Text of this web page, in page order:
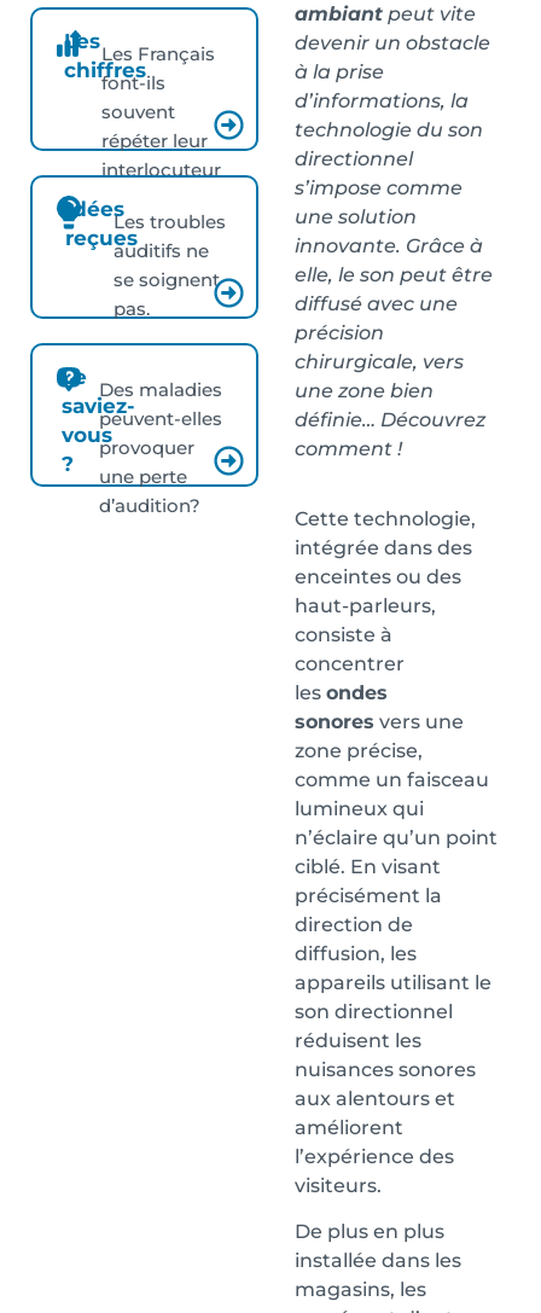
Les
chiffres
Les Français
font-ils
souvent
répéter leur
interlocuteur
?
Idées
reçues
Les troubles
auditifs ne
se soignent
pas.
Le
saviez-
vous
?
Des maladies
peuvent-elles
provoquer
une perte
d’audition?
ambiant peut vite
devenir un obstacle
à la prise
d’informations, la
technologie du son
directionnel
s’impose comme
une solution
innovante. Grâce à
elle, le son peut être
diffusé avec une
précision
chirurgicale, vers
une zone bien
définie… Découvrez
comment !
Cette technologie,
intégrée dans des
enceintes ou des
haut-parleurs,
consiste à
concentrer
les ondes
sonores vers une
zone précise,
comme un faisceau
lumineux qui
n’éclaire qu’un point
ciblé. En visant
précisément la
direction de
diffusion, les
appareils utilisant le
son directionnel
réduisent les
nuisances sonores
aux alentours et
améliorent
l’expérience des
visiteurs.
De plus en plus
installée dans les
magasins, les